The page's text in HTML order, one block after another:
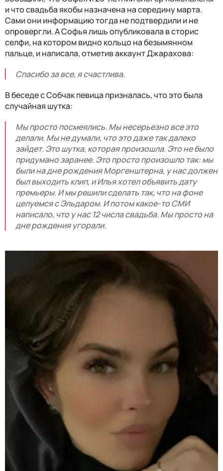
и что свадьба якобы назначена на середину марта.
Сами они информацию тогда не подтвердили и не
опровергли. А Софья лишь опубликовала в сторис
селфи, на котором видно кольцо на безымянном
пальце, и написала, отметив аккаунт Джарахова:
Спасибо за все, я счастлива.
В беседе с Собчак певица призналась, что это была
случайная шутка:
Мы просто посмеялись. Мы несерьезно все это
делали. Мы не думали, что это даже так далеко
зайдет. Это шутка, которая произошла. Это не было
придумано заранее. Это просто произошло так: мы
были на дне рождения Моргенштерна, у нас должен
был выходить клип, и Илья хотел объявить дату
премьеры. И мы решили сделать так, что на фоне
целуемся с Эльдаром. И потом какое-то СМИ
написало, что у нас 12 числа свадьба. Мы просто на
дне рождения угорали.